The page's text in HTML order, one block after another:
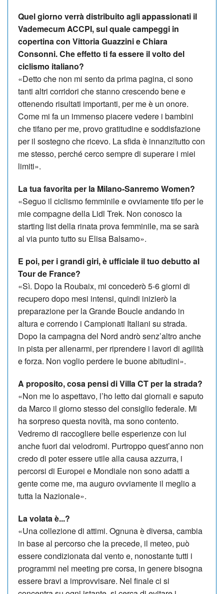
Quel giorno verrà distribuito agli appassionati il
Vademecum ACCPI, sul quale campeggi in
copertina con Vittoria Guaz­zini e Chiara
Consonni. Che effetto ti fa essere il volto del
ciclismo italiano?
«Detto che non mi sento da prima pa­gina, ci sono
tanti altri corridori che stan­no crescendo bene e
ottenendo ri­sultati importanti, per me è un onore.
Come mi fa un immenso piacere vedere i bambini
che tifano per me, provo gratitudine e soddisfazione
per il sostegno che ricevo. La sfida è innanzitutto con
me stesso, perché cerco sempre di superare i miei
limiti».
La tua favorita per la Milano-Sanremo Women?
«Seguo il ciclismo femminile e ovviamente tifo per le
mie compagne della Lidl Trek. Non conosco la
starting list della rinata prova femminile, ma se sarà
al via punto tutto su Elisa Bal­samo».
E poi, per i grandi giri, è ufficiale il tuo debutto al
Tour de France?
«Sì. Dopo la Roubaix, mi concederò 5-6 giorni di
recupero dopo mesi intensi, quindi inizierò la
preparazione per la Grande Boucle andando in
altura e correndo i Campionati Italiani su strada.
Dopo la campagna del Nord andrò senz’altro anche
in pista per allenarmi, per riprendere i lavori di agilità
e forza. Non voglio perdere le buone abitudini».
A proposito, cosa pensi di Villa CT per la strada?
«Non me lo aspettavo, l’ho letto dai giornali e saputo
da Marco il giorno stesso del consiglio federale. Mi
ha sorpreso questa novità, ma sono contento.
Vedremo di raccogliere belle esperienze con lui
anche fuori dai velodromi. Purtroppo quest’anno non
credo di poter essere utile alla causa azzurra, i
percorsi di Europei e Mondiale non sono adatti a
gente come me, ma auguro ovviamente il meglio a
tutta la Na­zionale».
La volata è...?
«Una collezione di attimi. Ognuna è diversa, cambia
in base al percorso che la precede, il meteo, può
essere condizionata dal vento e, nonostante tutti i
programmi nel meeting pre corsa, in genere bisogna
essere bravi a improvvisare. Nel finale ci si